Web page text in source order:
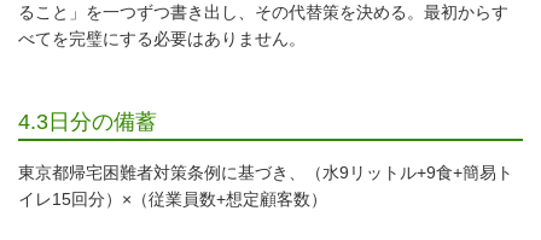
ること」を一つずつ書き出し、その代替策を決める。最初からす
べてを完璧にする必要はありません。
4.3日分の備蓄
東京都帰宅困難者対策条例に基づき、（水9リットル+9食+簡易ト
イレ15回分）×（従業員数+想定顧客数）